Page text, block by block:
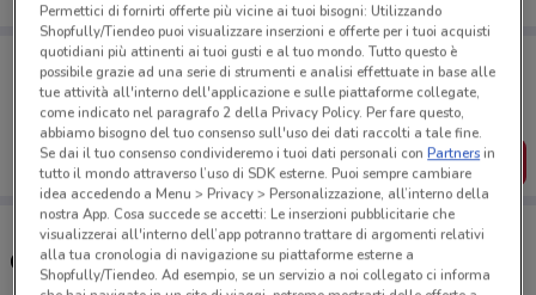
Porta DoveConviene sempre con te!
Puoi trovare le migliori offerte dei negozi vicino a te,
salvarle e creare la tua lista del risparmio, comodamente
dal tuo cellulare.
SCARICA L’APP
Orari Bricocenter e negozi
Permettici di fornirti offerte più vicine ai tuoi bisogni: Utilizzando
Shopfully/Tiendeo puoi visualizzare inserzioni e offerte per i tuoi acquisti
quotidiani più attinenti ai tuoi gusti e al tuo mondo. Tutto questo è
possibile grazie ad una serie di strumenti e analisi effettuate in base alle
tue attività all'interno dell'applicazione e sulle piattaforme collegate,
come indicato nel paragrafo 2 della Privacy Policy. Per fare questo,
abbiamo bisogno del tuo consenso sull'uso dei dati raccolti a tale fine.
Se dai il tuo consenso condivideremo i tuoi dati personali conPartnersin
tutto il mondo attraverso l’uso di SDK esterne. Puoi sempre cambiare
idea accedendo a Menu > Privacy > Personalizzazione, all’interno della
nostra App. Cosa succede se accetti: Le inserzioni pubblicitarie che
visualizzerai all'interno dell’app potranno trattare di argomenti relativi
alla tua cronologia di navigazione su piattaforme esterne a
Shopfully/Tiendeo. Ad esempio, se un servizio a noi collegato ci informa